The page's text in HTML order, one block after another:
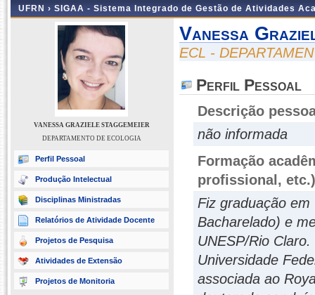
UFRN › SIGAA - Sistema Integrado de Gestão de Atividades
VANESSA GRAZIELE STAGGEMEIER
DEPARTAMENTO DE ECOLOGIA
Perfil Pessoal
Produção Intelectual
Disciplinas Ministradas
Relatórios de Atividade Docente
Projetos de Pesquisa
Atividades de Extensão
Projetos de Monitoria
Vanessa
ECL -
Perfil Pessoal
Descrição
não informada
Formação
profissional, etc.)
Fiz graduação
Bacharelado) e
UNESP/Rio
Universidade
associada ao